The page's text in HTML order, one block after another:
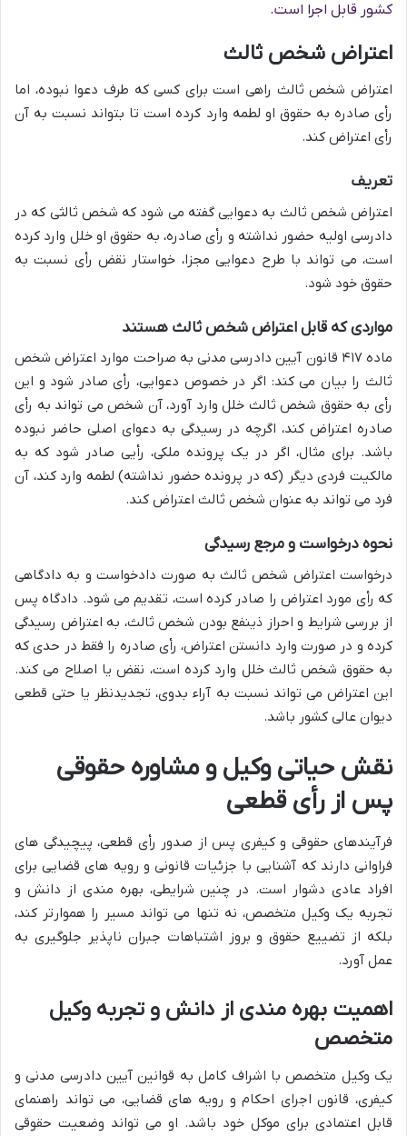
کشور قابل اجرا است.
اعتراض شخص ثالث
اعتراض شخص ثالث راهی است برای کسی که طرف دعوا نبوده، اما
رأی صادره به حقوق او لطمه وارد کرده است تا بتواند نسبت به آن
رأی اعتراض کند.
تعریف
اعتراض شخص ثالث به دعوایی گفته می شود که شخص ثالثی که در
دادرسی اولیه حضور نداشته و رأی صادره، به حقوق او خلل وارد کرده
است، می تواند با طرح دعوایی مجزا، خواستار نقض رأی نسبت به
حقوق خود شود.
مواردی که قابل اعتراض شخص ثالث هستند
ماده ۴۱۷ قانون آیین دادرسی مدنی به صراحت موارد اعتراض شخص
ثالث را بیان می کند: اگر در خصوص دعوایی، رأی صادر شود و این
رأی به حقوق شخص ثالث خلل وارد آورد، آن شخص می تواند به رأی
صادره اعتراض کند، اگرچه در رسیدگی به دعوای اصلی حاضر نبوده
باشد. برای مثال، اگر در یک پرونده ملکی، رأیی صادر شود که به
مالکیت فردی دیگر (که در پرونده حضور نداشته) لطمه وارد کند، آن
فرد می تواند به عنوان شخص ثالث اعتراض کند.
نحوه درخواست و مرجع رسیدگی
درخواست اعتراض شخص ثالث به صورت دادخواست و به دادگاهی
که رأی مورد اعتراض را صادر کرده است، تقدیم می شود. دادگاه پس
از بررسی شرایط و احراز ذینفع بودن شخص ثالث، به اعتراض رسیدگی
کرده و در صورت وارد دانستن اعتراض، رأی صادره را فقط در حدی که
به حقوق شخص ثالث خلل وارد کرده است، نقض یا اصلاح می کند.
این اعتراض می تواند نسبت به آراء بدوی، تجدیدنظر یا حتی قطعی
دیوان عالی کشور باشد.
نقش حیاتی وکیل و مشاوره حقوقی
پس از رأی قطعی
فرآیندهای حقوقی و کیفری پس از صدور رأی قطعی، پیچیدگی های
فراوانی دارند که آشنایی با جزئیات قانونی و رویه های قضایی برای
افراد عادی دشوار است. در چنین شرایطی، بهره مندی از دانش و
تجربه یک وکیل متخصص، نه تنها می تواند مسیر را هموارتر کند،
بلکه از تضییع حقوق و بروز اشتباهات جبران ناپذیر جلوگیری به
عمل آورد.
اهمیت بهره مندی از دانش و تجربه وکیل
متخصص
یک وکیل متخصص با اشراف کامل به قوانین آیین دادرسی مدنی و
کیفری، قانون اجرای احکام و رویه های قضایی، می تواند راهنمای
قابل اعتمادی برای موکل خود باشد. او می تواند وضعیت حقوقی